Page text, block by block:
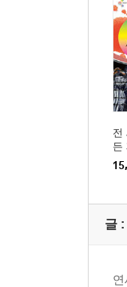
전
든
글 :